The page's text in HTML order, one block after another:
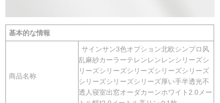
基本的な情報
商品名称
サインサン3色オプション北欧シンプロ风
乱麻紗カーラーテレンレンレンシリーズシ
リーズシリーズシリーズシリーズシリーズ
シリーズシリーズシリーズ厚い手半透光不
透人寝室出窓オーダカーンホワイト2.0メー